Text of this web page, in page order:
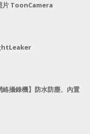
片 ToonCamera
攝錄機】防水防塵、內置